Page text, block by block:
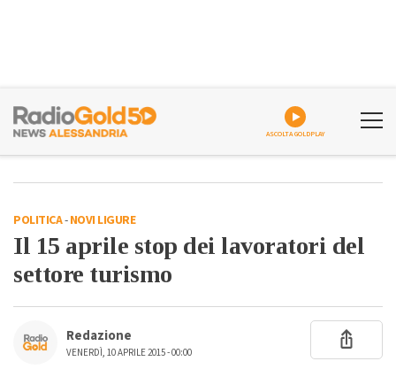
ASCOLTA GOLDPLAY
POLITICA-NOVI LIGURE
Il 15 aprile stop dei lavoratori del
settore turismo
Redazione
VENERDÌ, 10 APRILE 2015 - 00:00